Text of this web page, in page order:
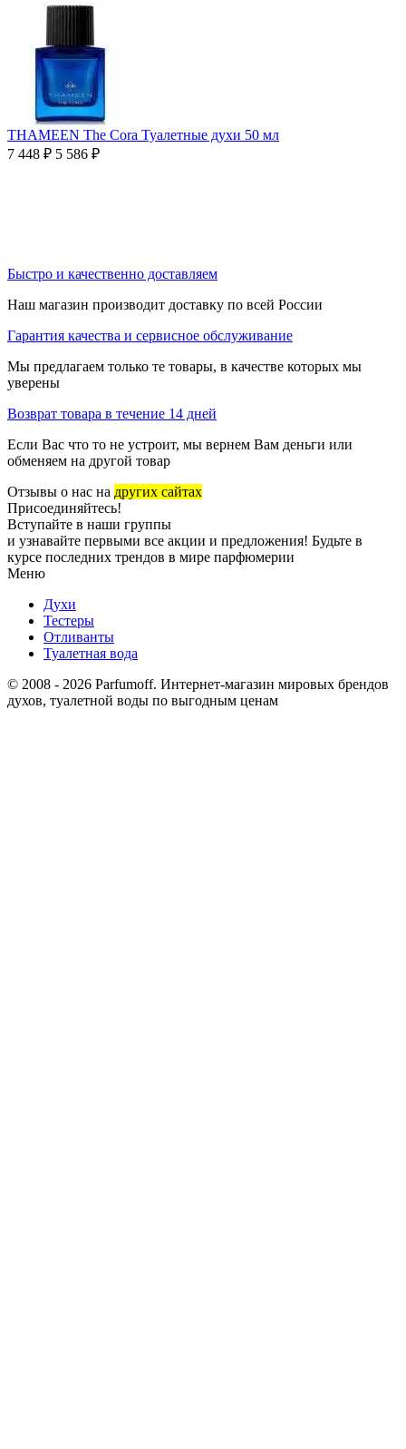
THAMEEN The Cora Туалетные духи 50 мл
7 448 ₽ 5 586 ₽
Быстро и качественно доставляем
Наш магазин производит доставку по всей России
Гарантия качества и сервисное обслуживание
Мы предлагаем только те товары, в качестве которых мы
уверены
Возврат товара в течение 14 дней
Если Вас что то не устроит, мы вернем Вам деньги или
обменяем на другой товар
Отзывы о нас на других сайтах
Присоединяйтесь!
Вступайте в наши группы
и узнавайте первыми все акции и предложения! Будьте в
курсе последних трендов в мире парфюмерии
Меню
Духи
Тестеры
Отливанты
Туалетная вода
© 2008 - 2026 Parfumoff. Интернет-магазин мировых брендов
духов, туалетной воды по выгодным ценам